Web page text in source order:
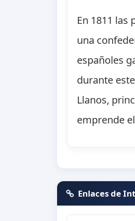
En 1811
una
españoles
durante
Llanos,
emprende
Enlaces de